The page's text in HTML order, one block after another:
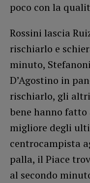
poco con la
Rossini lascia
rischiarlo e
minuto,
D’Agostino in
rischiarlo, gli
bene hanno fatto
migliore degli
centrocampista
palla, il Piace
al secondo